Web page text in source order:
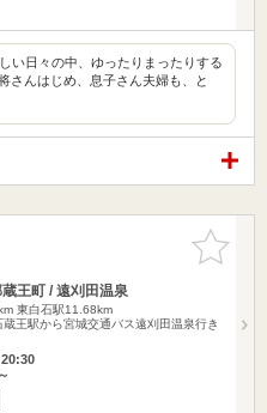
い日々の中、ゆったりまったりする
さんはじめ、息子さん夫婦も、と
お気に入
りに追加
王町 / 遠刈田温泉
東白石駅11.68km
王駅から宮城交通バス遠刈田温泉行き